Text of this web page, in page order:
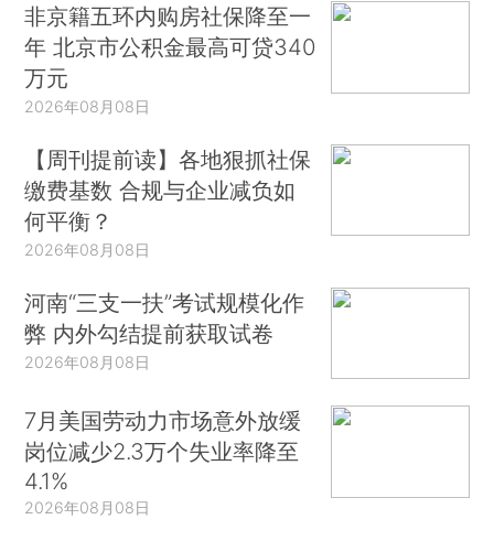
非京籍五环内购房社保降至一
年 北京市公积金最高可贷340
万元
2026年08月08日
【周刊提前读】各地狠抓社保
缴费基数 合规与企业减负如
何平衡？
2026年08月08日
河南“三支一扶”考试规模化作
弊 内外勾结提前获取试卷
2026年08月08日
7月美国劳动力市场意外放缓
岗位减少2.3万个失业率降至
4.1%
2026年08月08日